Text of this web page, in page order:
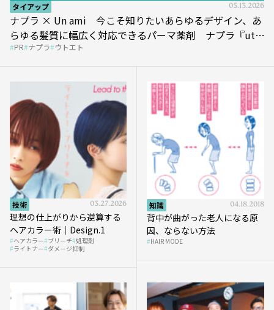
タイアップ 05.13.2026
ナプラ × Un ami 今こそ知りたいあらゆるデザイン、あ
らゆる髪質に幅広く対応できるパーマ薬剤 ナプラ『ut-
et』
PR ナプラ ウトエト
技術 03.27.2026
理想の仕上がりから逆算する
ヘアカラー術｜Design.1
ヘアカラー ブリーチ 処理剤
ライトナー ダメージ抑制
知識 04.18.2018
背中が曲がった老人になる原
因、ならない方法
HAIR MODE